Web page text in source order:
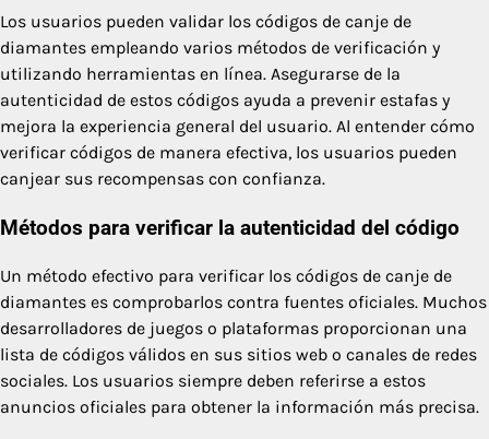
Los usuarios pueden validar los códigos de canje de
diamantes empleando varios métodos de verificación y
utilizando herramientas en línea. Asegurarse de la
autenticidad de estos códigos ayuda a prevenir estafas y
mejora la experiencia general del usuario. Al entender cómo
verificar códigos de manera efectiva, los usuarios pueden
canjear sus recompensas con confianza.
Métodos para verificar la autenticidad del código
Un método efectivo para verificar los códigos de canje de
diamantes es comprobarlos contra fuentes oficiales. Muchos
desarrolladores de juegos o plataformas proporcionan una
lista de códigos válidos en sus sitios web o canales de redes
sociales. Los usuarios siempre deben referirse a estos
anuncios oficiales para obtener la información más precisa.